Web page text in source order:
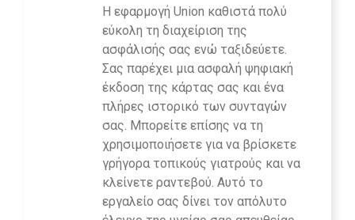
Η εφαρμογή Union καθιστά πολύ
εύκολη τη διαχείριση της
ασφάλισής σας ενώ ταξιδεύετε.
Σας παρέχει μια ασφαλή ψηφιακή
έκδοση της κάρτας σας και ένα
πλήρες ιστορικό των συνταγών
σας. Μπορείτε επίσης να τη
χρησιμοποιήσετε για να βρίσκετε
γρήγορα τοπικούς γιατρούς και να
κλείνετε ραντεβού. Αυτό το
εργαλείο σας δίνει τον απόλυτο